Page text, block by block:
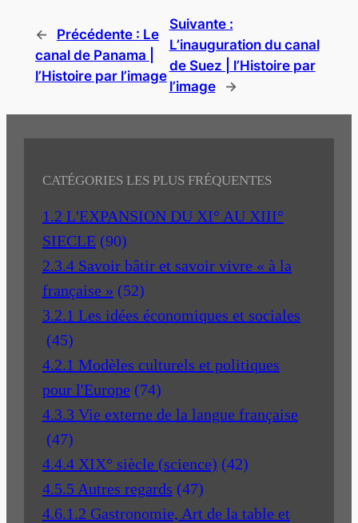
← Précédente : Le
canal de Panama |
l’Histoire par l’image
Suivante :
L’inauguration du canal
de Suez | l’Histoire par
l’image
→
CATÉGORIES LES PLUS FRÉQUENTES
1.2 L'EXPANSION DU XI° AU XIII°
SIECLE (90)
2.3.4 Savoir bâtir et savoir vivre « à la
française » (52)
3.2.1 Les idées économiques et sociales
(45)
4.2.1 Modèles culturels et politiques
pour l'Europe (74)
4.3.3 Vie externe de la langue française
(47)
4.4.4 XIX° siècle (science) (42)
4.5.5 Autres regards (47)
4.6.1.2 Gastronomie, Art de la table et